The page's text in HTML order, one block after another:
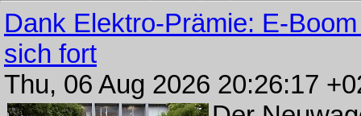
Dank Elektro-Prämie: E-
sich fort
Thu, 06 Aug 2026 20:26:17